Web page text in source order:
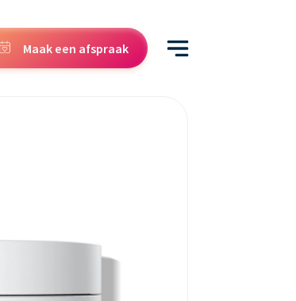
Maak een afspraak
Heb je een
vraag over